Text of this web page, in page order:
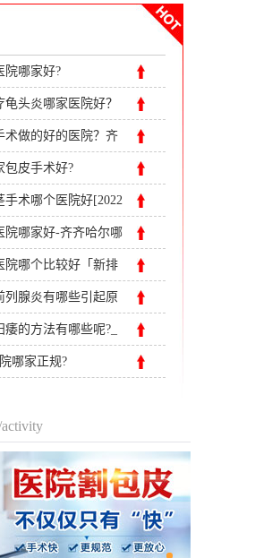
院哪家好?
头炎哪家医院好？
科医院
术做的好的医院？齐
医院
包皮手术好?
手术哪个医院好[2022
表]
院哪家好-齐齐哈尔哪
院哪个比较好「新排
列腺炎有哪些引起原
的方法有哪些呢?_
科医院
哪家正规?